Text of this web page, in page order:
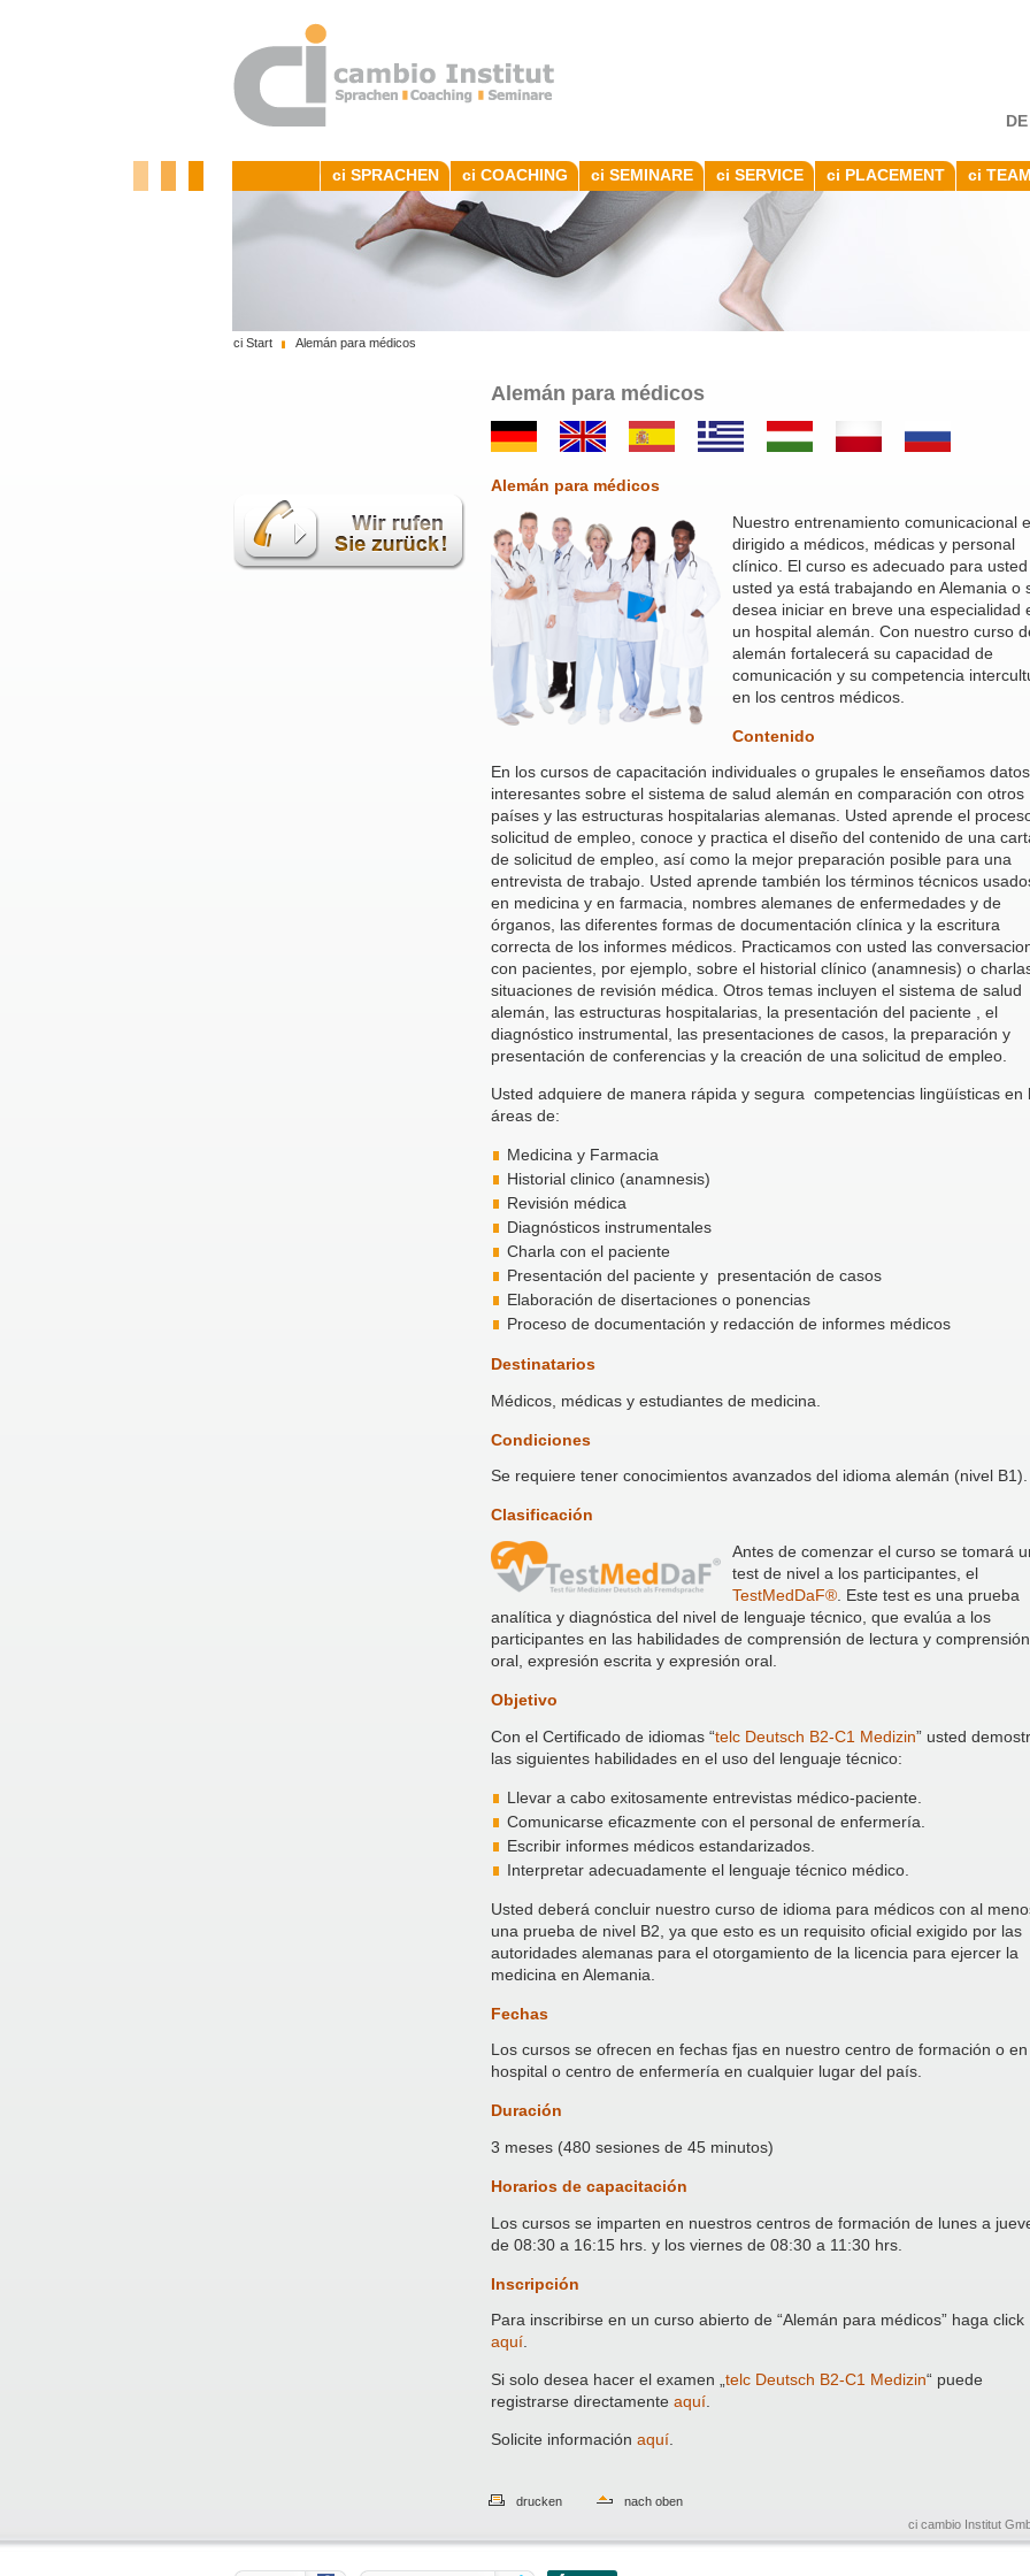
Alemán para médicos
Alemán para médicos
Nuestro entrenamiento comunicacional
dirigido a médicos, médicas y personal
clínico. El curso es adecuado para
usted ya está trabajando en Alemania o
desea iniciar en breve una especialidad
un hospital alemán. Con nuestro curso
alemán fortalecerá su capacidad de
comunicación y su competencia
en los centros médicos.
Contenido
En los cursos de capacitación individuales o grupales le enseñamos datos
interesantes sobre el sistema de salud alemán en comparación con otros
países y las estructuras hospitalarias alemanas. Usted aprende el
solicitud de empleo, conoce y practica el diseño del contenido de una
de solicitud de empleo, así como la mejor preparación posible para una
entrevista de trabajo. Usted aprende también los términos técnicos
en medicina y en farmacia, nombres alemanes de enfermedades y de
órganos, las diferentes formas de documentación clínica y la escritura
correcta de los informes médicos. Practicamos con usted las
con pacientes, por ejemplo, sobre el historial clínico (anamnesis) o
situaciones de revisión médica. Otros temas incluyen el sistema de salud
alemán, las estructuras hospitalarias, la presentación del paciente , el
diagnóstico instrumental, las presentaciones de casos, la preparación y
presentación de conferencias y la creación de una solicitud de empleo.
Usted adquiere de manera rápida y segura competencias lingüísticas en
áreas de:
Medicina y Farmacia
Historial clinico (anamnesis)
Revisión médica
Diagnósticos instrumentales
Charla con el paciente
Presentación del paciente y presentación de casos
Elaboración de disertaciones o ponencias
Proceso de documentación y redacción de informes médicos
Destinatarios
Médicos, médicas y estudiantes de medicina.
Condiciones
Se requiere tener conocimientos avanzados del idioma alemán (nivel B1).
Clasificación
Antes de comenzar el curso se tomará
test de nivel a los participantes, el
TestMedDaF® . Este test es una prueba
analítica y diagnóstica del nivel de lenguaje técnico, que evalúa a los
participantes en las habilidades de comprensión de lectura y comprensión
oral, expresión escrita y expresión oral.
Objetivo
Con el Certificado de idiomas “telc Deutsch B2-C1 Medizin” usted
las siguientes habilidades en el uso del lenguaje técnico:
Llevar a cabo exitosamente entrevistas médico-paciente.
Comunicarse eficazmente con el personal de enfermería.
Escribir informes médicos estandarizados.
Interpretar adecuadamente el lenguaje técnico médico.
Usted deberá concluir nuestro curso de idioma para médicos con al
una prueba de nivel B2, ya que esto es un requisito oficial exigido por las
autoridades alemanas para el otorgamiento de la licencia para ejercer la
medicina en Alemania.
Fechas
Los cursos se ofrecen en fechas fjas en nuestro centro de formación o en
hospital o centro de enfermería en cualquier lugar del país.
Duración
3 meses (480 sesiones de 45 minutos)
Horarios de capacitación
Los cursos se imparten en nuestros centros de formación de lunes a
de 08:30 a 16:15 hrs. y los viernes de 08:30 a 11:30 hrs.
Inscripción
Para inscribirse en un curso abierto de “Alemán para médicos” haga click
aquí
Si solo desea hacer el examen „ telc Deutsch B2-C1 Medizin“ puede
registrarse directamente aquí
Solicite información aquí
DE
ci SPRACHEN ci COACHING ci SEMINARE ci SERVICE ci PLACEMENT ci TEAM
ci Start
Alemán para médicos
drucken
nach oben
ci cambio Institut